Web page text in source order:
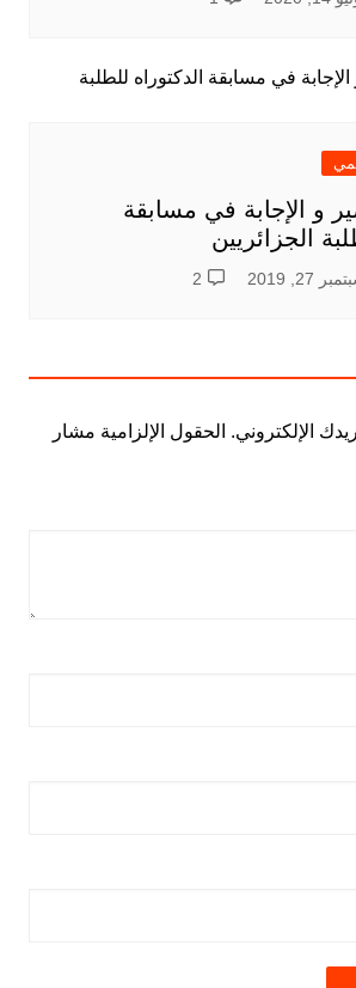
و الإجابة في مسابقة
الجزائريين
2019
2
الإلكتروني. الحقول الإلزامية مشار